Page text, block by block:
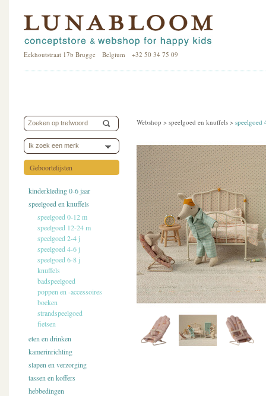
Eekhoutstraat 17b Brugge Belgium +32 50 34 75 09
Ik zoek een merk
Geboortelijsten
kinderkleding 0-6 jaar
speelgoed en knuffels
speelgoed 0-12 m
speelgoed 12-24 m
speelgoed 2-4 j
speelgoed 4-6 j
speelgoed 6-8 j
knuffels
badspeelgoed
poppen en -accessoires
boeken
strandspeelgoed
fietsen
eten en drinken
kamerinrichting
slapen en verzorging
tassen en koffers
hebbedingen
Webshop > speelgoed en knuffels > speelgoed